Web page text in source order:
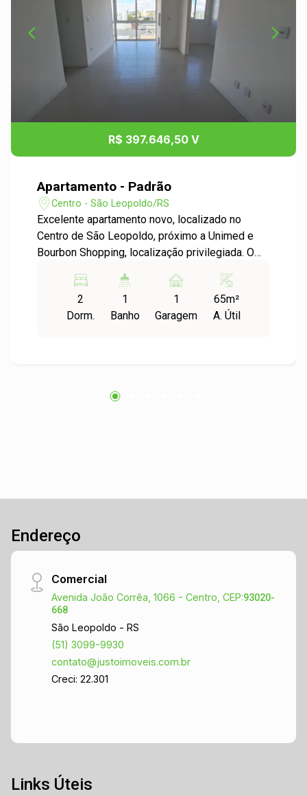
R$ 397.646,50 V
Apartamento - Padrão
Centro - São Leopoldo/RS
Excelente apartamento novo, localizado no
Centro de São Leopoldo, próximo a Unimed e
Bourbon Shopping, localização privilegiada. O
além de uma ótima integração entre cozinha e
sala de estar, proporcionando um ambiente
moderno e funcional. Com sacada e
gás em cada torneira e chuveiro e espera para
2
Dorm.
1
Banho
1
Garagem
65m²
A. Útil
Endereço
Comercial
Avenida João Corrêa, 1066 - Centro, CEP:93020-
668
São Leopoldo - RS
(51) 3099-9930
contato@justoimoveis.com.br
Creci: 22.301
Links Úteis